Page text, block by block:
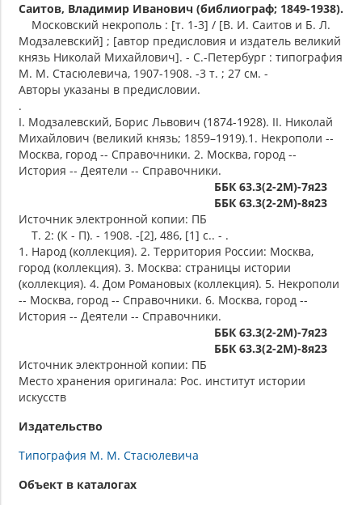
Саитов, Владимир Иванович (библиограф; 1849-1938).
Московский некрополь : [т. 1-3] / [В. И. Саитов и Б. Л.
Модзалевский] ; [автор предисловия и издатель великий
князь Николай Михайлович]. - С.-Петербург : типография
М. М. Стасюлевича, 1907-1908. -3 т. ; 27 см. -
Авторы указаны в предисловии.
.
I. Модзалевский, Борис Львович (1874-1928). II. Николай
Михайлович (великий князь; 1859–1919).1. Некрополи --
Москва, город -- Справочники. 2. Москва, город --
История -- Деятели -- Справочники.
ББК 63.3(2-2М)-7я23
ББК 63.3(2-2М)-8я23
Источник электронной копии: ПБ
Т. 2: (К - П). - 1908. -[2], 486, [1] c.. - .
1. Народ (коллекция). 2. Территория России: Москва,
город (коллекция). 3. Москва: страницы истории
(коллекция). 4. Дом Романовых (коллекция). 5. Некрополи
-- Москва, город -- Справочники. 6. Москва, город --
История -- Деятели -- Справочники.
ББК 63.3(2-2М)-7я23
ББК 63.3(2-2М)-8я23
Источник электронной копии: ПБ
Место хранения оригинала: Рос. институт истории
искусств
Издательство
Типография М. М. Стасюлевича
Объект в каталогах